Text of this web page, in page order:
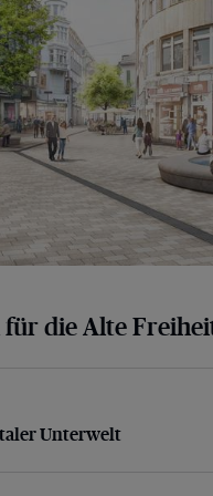
die Alte
Unterwelt
Unterwelt